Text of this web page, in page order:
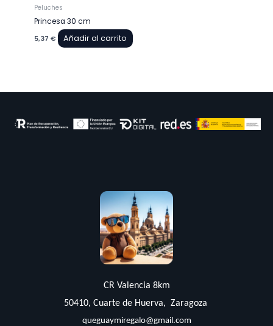
Peluches
Princesa 30 cm
5,37 € Añadir al carrito
CR Valencia 8km
50410, Cuarte de Huerva, Zaragoza
queguaymiregalo@gmail.com